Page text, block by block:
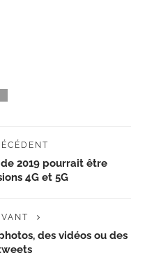
2019 pourrait être
4G et 5G
des vidéos ou des